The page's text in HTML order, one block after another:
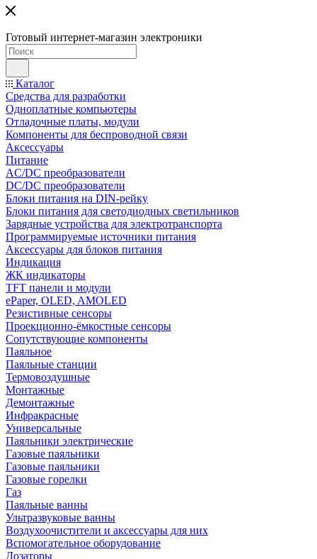
Готовый интернет-магазин электроники
Каталог
Средства для разработки
Одноплатные компьютеры
Отладочные платы, модули
Компоненты для беспроводной связи
Аксессуары
Питание
AC/DC преобразователи
DC/DC преобразователи
Блоки питания на DIN-рейку
Блоки питания для светодиодных светильников
Зарядные устройства для электротранспорта
Программируемые источники питания
Аксессуары для блоков питания
Индикация
ЖК индикаторы
TFT панели и модули
ePaper, OLED, AMOLED
Резистивные сенсоры
Проекционно-ёмкостные сенсоры
Сопутствующие компоненты
Паяльное
Паяльные станции
Термовоздушные
Монтажные
Демонтажные
Инфракрасные
Универсальные
Паяльники электрические
Газовые паяльники
Газовые паяльники
Газовые горелки
Газ
Паяльные ванны
Ультразвуковые ванны
Воздухоочистители и аксессуары для них
Вспомогательное оборудование
Дозаторы